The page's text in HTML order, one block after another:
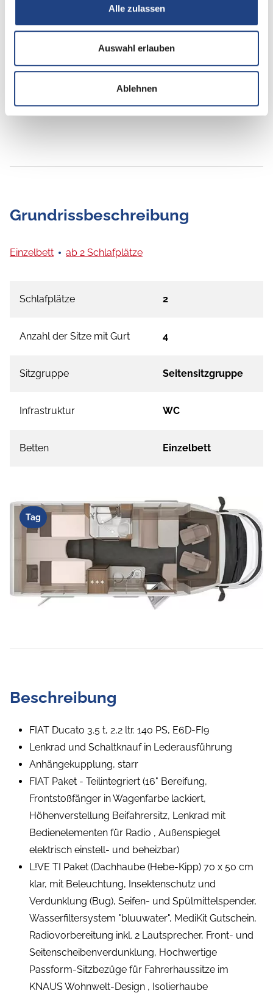
Alle zulassen
Auswahl erlauben
Ablehnen
Navigationssystem
SAT-Anlage
Grundrissbeschreibung
Einzelbett ab 2 Schlafplätze
Schlafplätze 2
Anzahl der Sitze mit Gurt 4
Sitzgruppe Seitensitzgruppe
Infrastruktur WC
Betten Einzelbett
Tag
Beschreibung
FIAT Ducato 3.5 t, 2,2 ltr. 140 PS, E6D-FI9
Lenkrad und Schaltknauf in Lederausführung
Anhängekupplung, starr
FIAT Paket - Teilintegriert (16" Bereifung,
Frontstoßfänger in Wagenfarbe lackiert,
Höhenverstellung Beifahrersitz, Lenkrad mit
Bedienelementen für Radio , Außenspiegel
elektrisch einstell- und beheizbar)
L!VE TI Paket (Dachhaube (Hebe-Kipp) 70 x 50 cm
klar, mit Beleuchtung, Insektenschutz und
Verdunklung (Bug), Seifen- und Spülmittelspender,
Wasserfiltersystem "bluuwater", MediKit Gutschein,
Radiovorbereitung inkl. 2 Lautsprecher, Front- und
Seitenscheibenverdunklung, Hochwertige
Passform-Sitzbezüge für Fahrerhaussitze im
KNAUS Wohnwelt-Design , Isolierhaube